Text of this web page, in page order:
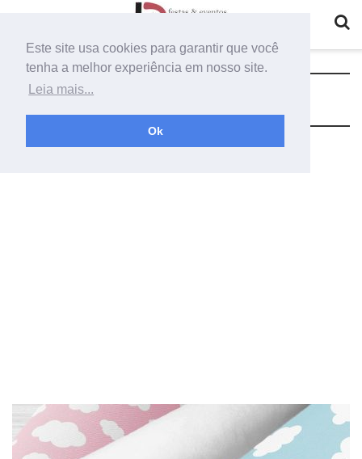
Este site usa cookies para garantir que você
tenha a melhor experiência em nosso site.
Leia mais...
Ok
Categoria: